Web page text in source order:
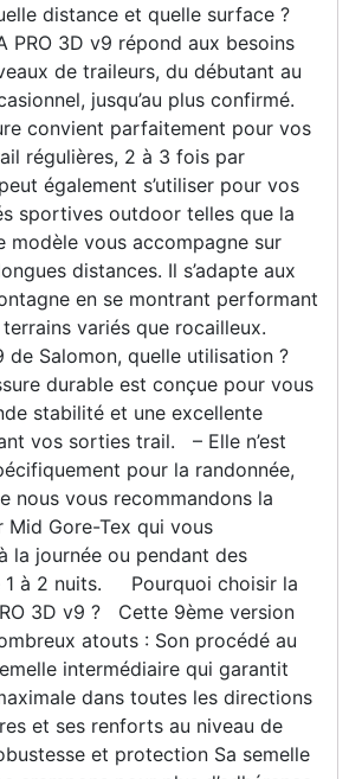
distance et quelle surface ?
PRO 3D v9 répond aux besoins
de traileurs, du débutant au
jusqu’au plus confirmé.
convient parfaitement pour vos
régulières, 2 à 3 fois par
également s’utiliser pour vos
sportives outdoor telles que la
modèle vous accompagne sur
distances. Il s’adapte aux
en se montrant performant
terrains variés que rocailleux.
de Salomon, quelle utilisation ?
durable est conçue pour vous
stabilité et une excellente
vos sorties trail. – Elle n’est
pour la randonnée,
nous vous recommandons la
Mid Gore-Tex qui vous
la journée ou pendant des
1 à 2 nuits. Pourquoi choisir la
3D v9 ? Cette 9ème version
atouts : Son procédé au
intermédiaire qui garantit
dans toutes les directions
et ses renforts au niveau de
et protection Sa semelle